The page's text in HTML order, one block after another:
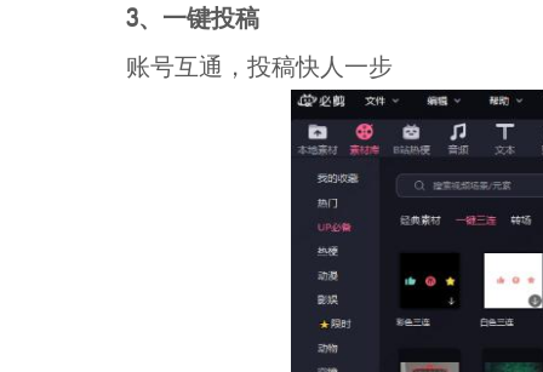
3、一键投稿
账号互通，投稿快人一步